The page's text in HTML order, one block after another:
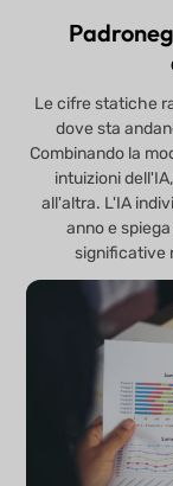
Le cifre statiche
dove sta
Combinando la
intuizioni
all'altra. L'IA
anno e
significative